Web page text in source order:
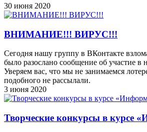
30 июня 2020
ВНИМАНИЕ!!! ВИРУС!!!
Сегодня нашу группу в ВКонтакте
было разослано сообщение об участие в
Уверяем вас, что мы не занимаемся
подобного не рассылали.
3 июня 2020
Творческие конкурсы в курсе